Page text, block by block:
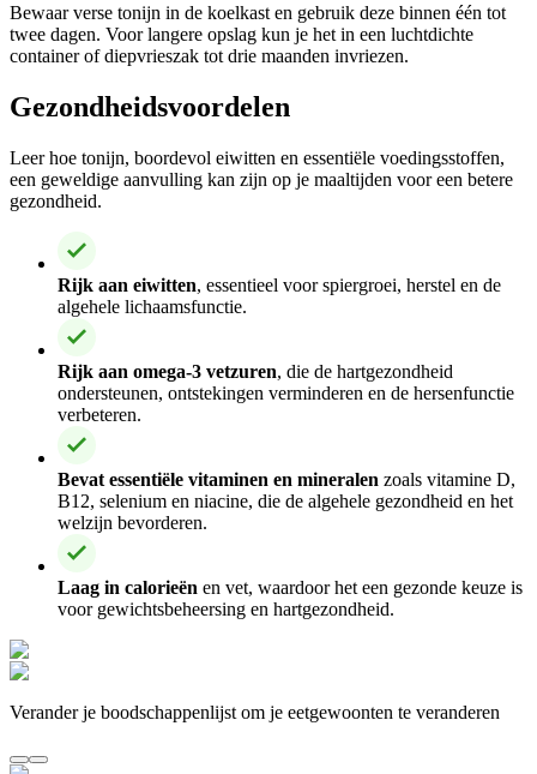
Bewaar verse tonijn in de koelkast en gebruik deze binnen één tot
twee dagen. Voor langere opslag kun je het in een luchtdichte
container of diepvrieszak tot drie maanden invriezen.
Gezondheidsvoordelen
Leer hoe tonijn, boordevol eiwitten en essentiële voedingsstoffen,
een geweldige aanvulling kan zijn op je maaltijden voor een betere
gezondheid.
Rijk aan eiwitten, essentieel voor spiergroei, herstel en de
algehele lichaamsfunctie.
Rijk aan omega-3 vetzuren, die de hartgezondheid
ondersteunen, ontstekingen verminderen en de hersenfunctie
verbeteren.
Bevat essentiële vitaminen en mineralen zoals vitamine D,
B12, selenium en niacine, die de algehele gezondheid en het
welzijn bevorderen.
Laag in calorieën en vet, waardoor het een gezonde keuze is
voor gewichtsbeheersing en hartgezondheid.
Verander je boodschappenlijst om je eetgewoonten te veranderen